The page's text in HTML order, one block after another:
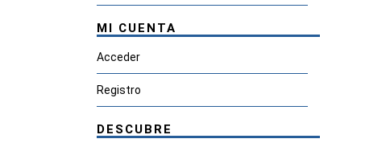
MI CUENTA
Acceder
Registro
DESCUBRE